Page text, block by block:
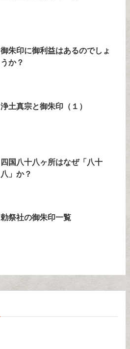
御朱印に御利益はあるのでしょ
うか？
浄土真宗と御朱印（１）
四国八十八ヶ所はなぜ「八十
八」か？
勅祭社の御朱印一覧